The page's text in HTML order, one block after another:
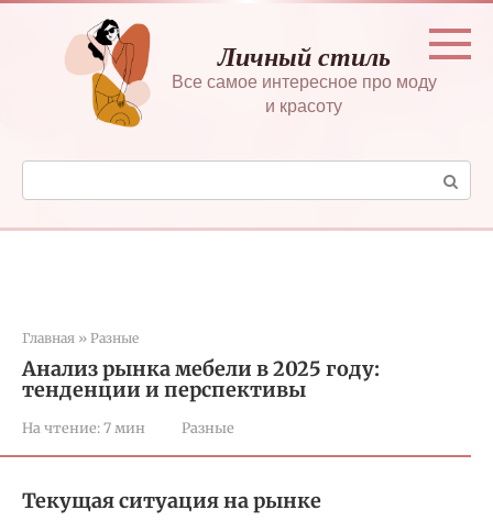
Перейти
контенту
Личный стиль
Все самое интересное про моду
и красоту
Поиск:
Главная » Разные
Анализ рынка мебели в 2025 году:
тенденции и перспективы
На чтение:7 мин Разные
Текущая ситуация на рынке